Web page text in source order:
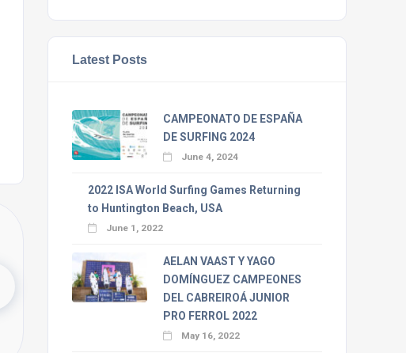
Latest Posts
CAMPEONATO DE ESPAÑA
DE SURFING 2024
June 4, 2024
2022 ISA World Surfing Games Returning
to Huntington Beach, USA
June 1, 2022
AELAN VAAST Y YAGO
DOMÍNGUEZ CAMPEONES
DEL CABREIROÁ JUNIOR
PRO FERROL 2022
May 16, 2022